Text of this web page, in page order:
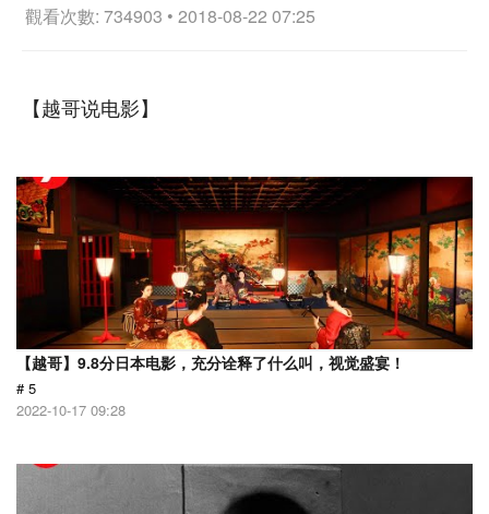
觀看次數: 734903 • 2018-08-22 07:25
【越哥说电影】
【越哥】9.8分日本电影，充分诠释了什么叫，视觉盛宴！
# 5
2022-10-17 09:28